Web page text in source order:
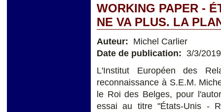
WORKING PAPER -
NE VA PLUS. LA
Auteur: Michel Carlier
Date de publication: 3/3/2019
L'Institut Européen des
reconnaissance à S.E.M.
le Roi des Belges, pour
essai au titre "États-Unis -